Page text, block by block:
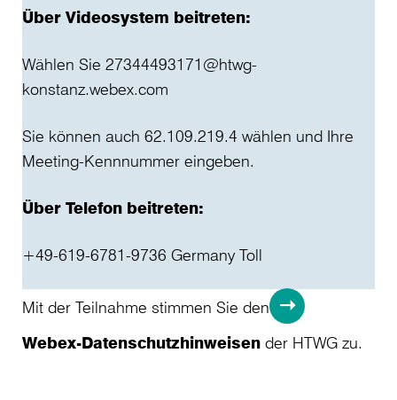
Über Videosystem beitreten:
Wählen Sie 27344493171@htwg-
konstanz.webex.com
Sie können auch 62.109.219.4 wählen und Ihre
Meeting-Kennnummer eingeben.
Über Telefon beitreten:
+49-619-6781-9736 Germany Toll
Mit der Teilnahme stimmen Sie den
Webex-Datenschutzhinweisen der HTWG zu.